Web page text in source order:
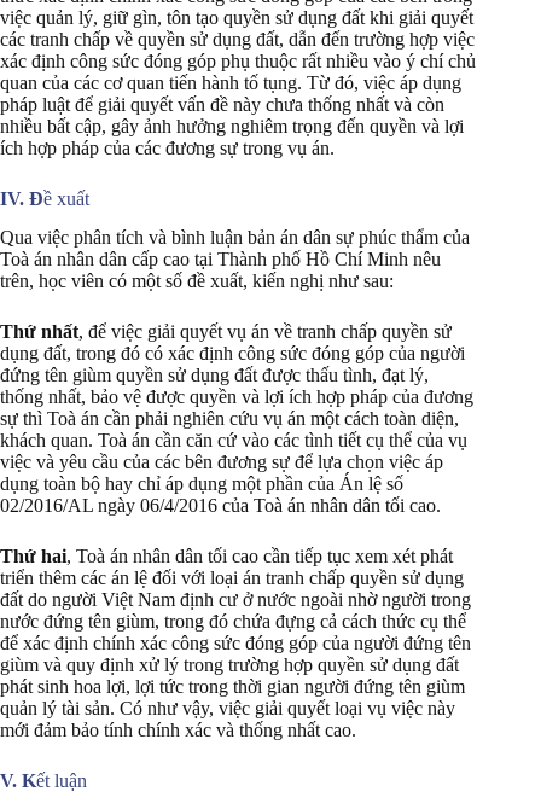
việc quản lý, giữ gìn, tôn tạo quyền sử dụng đất khi giải quyết
các tranh chấp về quyền sử dụng đất, dẫn đến trường hợp việc
xác định công sức đóng góp phụ thuộc rất nhiều vào ý chí chủ
quan của các cơ quan tiến hành tố tụng. Từ đó, việc áp dụng
pháp luật để giải quyết vấn đề này chưa thống nhất và còn
nhiều bất cập, gây ảnh hưởng nghiêm trọng đến quyền và lợi
ích hợp pháp của các đương sự trong vụ án.
IV. Đề xuất
Qua việc phân tích và bình luận bản án dân sự phúc thẩm của
Toà án nhân dân cấp cao tại Thành phố Hồ Chí Minh nêu
trên, học viên có một số đề xuất, kiến nghị như sau:
Thứ nhất, để việc giải quyết vụ án về tranh chấp quyền sử
dụng đất, trong đó có xác định công sức đóng góp của người
đứng tên giùm quyền sử dụng đất được thấu tình, đạt lý,
thống nhất, bảo vệ được quyền và lợi ích hợp pháp của đương
sự thì Toà án cần phải nghiên cứu vụ án một cách toàn diện,
khách quan. Toà án cần căn cứ vào các tình tiết cụ thể của vụ
việc và yêu cầu của các bên đương sự để lựa chọn việc áp
dụng toàn bộ hay chỉ áp dụng một phần của Án lệ số
02/2016/AL ngày 06/4/2016 của Toà án nhân dân tối cao.
Thứ hai, Toà án nhân dân tối cao cần tiếp tục xem xét phát
triển thêm các án lệ đối với loại án tranh chấp quyền sử dụng
đất do người Việt Nam định cư ở nước ngoài nhờ người trong
nước đứng tên giùm, trong đó chứa đựng cả cách thức cụ thể
để xác định chính xác công sức đóng góp của người đứng tên
giùm và quy định xử lý trong trường hợp quyền sử dụng đất
phát sinh hoa lợi, lợi tức trong thời gian người đứng tên giùm
quản lý tài sản. Có như vậy, việc giải quyết loại vụ việc này
mới đảm bảo tính chính xác và thống nhất cao.
V. Kết luận